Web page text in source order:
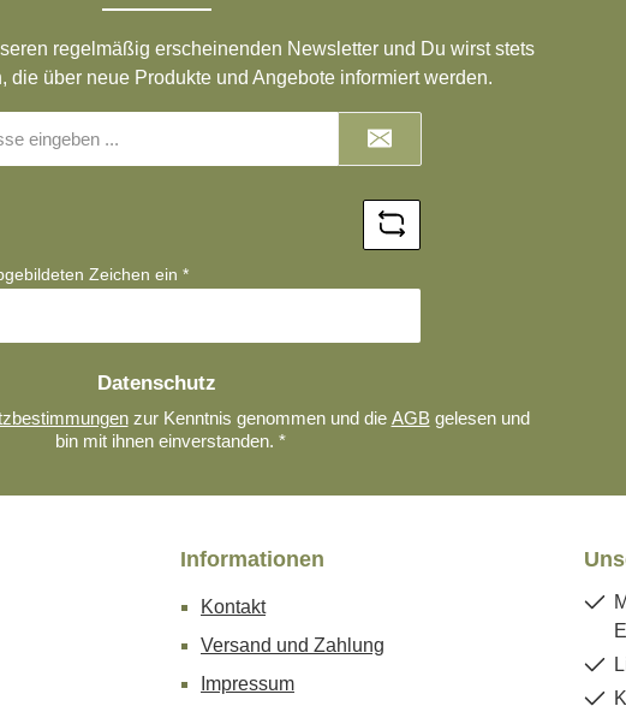
regelmäßig erscheinenden Newsletter und Du wirst stets
die über neue Produkte und Angebote informiert werden.
Zeichen ein *
Datenschutz
zur Kenntnis genommen und die AGB gelesen und
bin mit ihnen einverstanden. *
Informationen
Kontakt
Versand und Zahlung
Impressum